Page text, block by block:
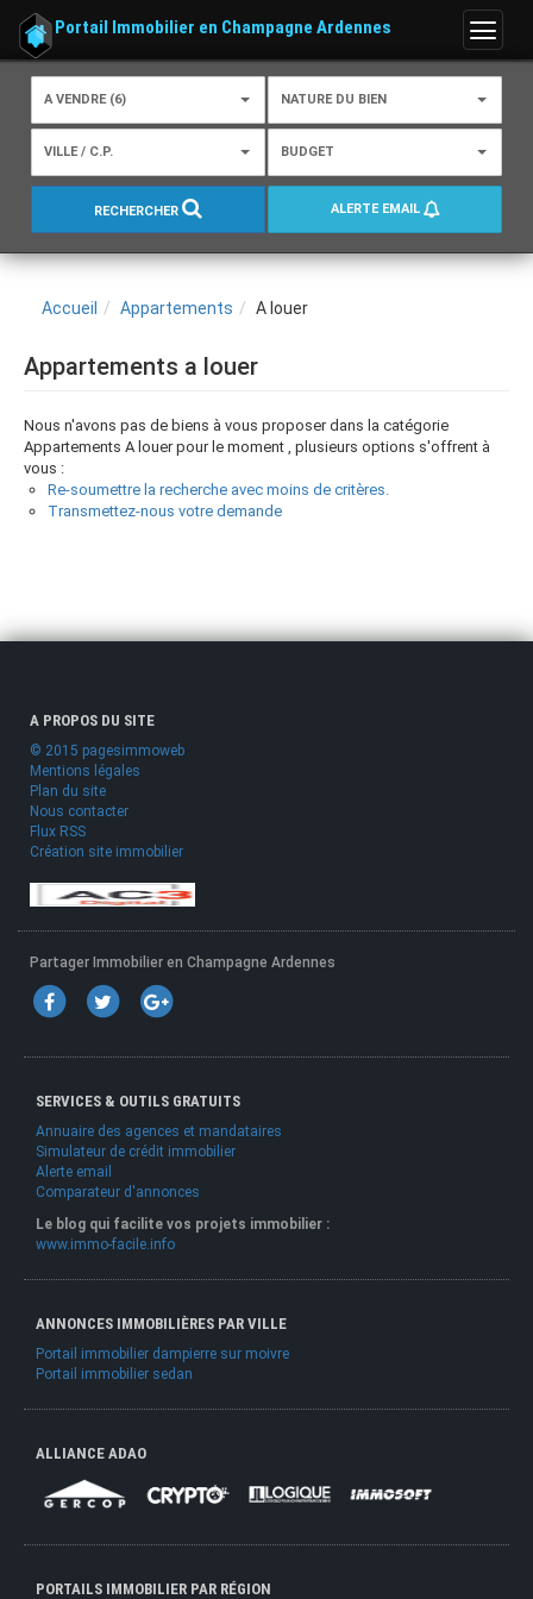
Menu
Portail Immobilier en Champagne Ardennes
A VENDRE (6) NATURE DU BIEN
VILLE / C.P. BUDGET
RECHERCHER ALERTE EMAIL
Accueil Appartements A louer
Appartements a louer
Nous n'avons pas de biens à vous proposer dans la catégorie
Appartements A louer pour le moment , plusieurs options s'offrent à
vous :
Re-soumettre la recherche avec moins de critères.
Transmettez-nous votre demande
A PROPOS DU SITE
© 2015 pagesimmoweb
Mentions légales
Plan du site
Nous contacter
Flux RSS
Création site immobilier
Partager Immobilier en Champagne Ardennes
SERVICES & OUTILS GRATUITS
Annuaire des agences et mandataires
Simulateur de crédit immobilier
Alerte email
Comparateur d'annonces
Le blog qui facilite vos projets immobilier :
www.immo-facile.info
ANNONCES IMMOBILIÈRES PAR VILLE
Portail immobilier dampierre sur moivre
Portail immobilier sedan
ALLIANCE ADAO
PORTAILS IMMOBILIER PAR RÉGION